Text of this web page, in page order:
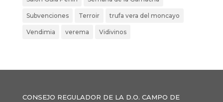
Subvenciones Terroir trufa vera del moncayo
Vendimia verema Vidivinos
CONSEJO REGULADOR DE LA D.O. CAMPO DE